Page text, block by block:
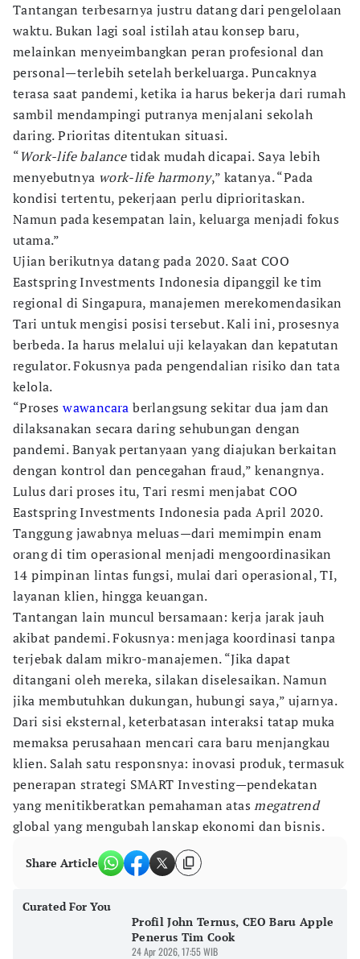
Tantangan terbesarnya justru datang dari pengelolaan
waktu. Bukan lagi soal istilah atau konsep baru,
melainkan menyeimbangkan peran profesional dan
personal—terlebih setelah berkeluarga. Puncaknya
terasa saat pandemi, ketika ia harus bekerja dari rumah
sambil mendampingi putranya menjalani sekolah
daring. Prioritas ditentukan situasi.
“Work-life balancetidak mudah dicapai. Saya lebih
menyebutnya work-life harmony,” katanya. “Pada
kondisi tertentu, pekerjaan perlu diprioritaskan.
Namun pada kesempatan lain, keluarga menjadi fokus
utama.”
Ujian berikutnya datang pada 2020. Saat COO
Eastspring Investments Indonesia dipanggil ke tim
regional di Singapura, manajemen merekomendasikan
Tari untuk mengisi posisi tersebut. Kali ini, prosesnya
berbeda. Ia harus melalui uji kelayakan dan kepatutan
regulator. Fokusnya pada pengendalian risiko dan tata
kelola.
“Proseswawancara berlangsung sekitar dua jam dan
dilaksanakan secara daring sehubungan dengan
pandemi. Banyak pertanyaan yang diajukan berkaitan
dengan kontrol dan pencegahan fraud,” kenangnya.
Lulus dari proses itu, Tari resmi menjabat COO
Eastspring Investments Indonesia pada April 2020.
Tanggung jawabnya meluas—dari memimpin enam
orang di tim operasional menjadi mengoordinasikan
14 pimpinan lintas fungsi, mulai dari operasional, TI,
layanan klien, hingga keuangan.
Tantangan lain muncul bersamaan: kerja jarak jauh
akibat pandemi. Fokusnya: menjaga koordinasi tanpa
terjebak dalam mikro-manajemen. “Jika dapat
ditangani oleh mereka, silakan diselesaikan. Namun
jika membutuhkan dukungan, hubungi saya,” ujarnya.
Dari sisi eksternal, keterbatasan interaksi tatap muka
memaksa perusahaan mencari cara baru menjangkau
klien. Salah satu responsnya: inovasi produk, termasuk
penerapan strategi SMART Investing—pendekatan
yang menitikberatkan pemahaman atasmegatrend
global yang mengubah lanskap ekonomi dan bisnis.
Share Article
Curated For You
Profil John Ternus, CEO Baru Apple
Penerus Tim Cook
24 Apr 2026, 17:55 WIB